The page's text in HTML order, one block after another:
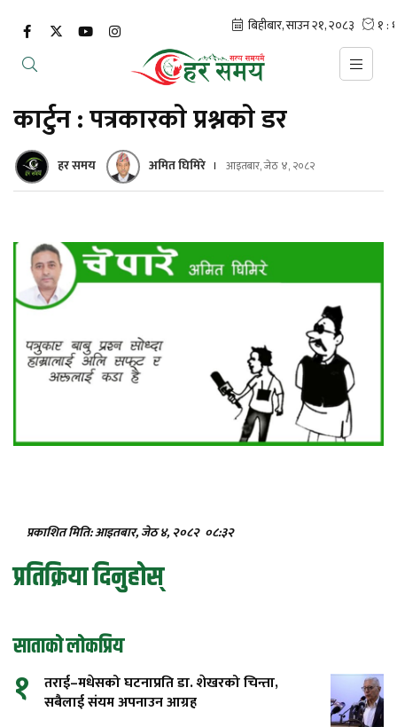
कार्टुन : पत्रकारकाे प्रश्नकाे डर
हर समय अमित घिमिरे आइतबार, जेठ ४, २०८२
प्रकाशित मिति: आइतबार, जेठ ४, २०८२ ०८:३२
प्रतिक्रिया दिनुहोस्
साताको लोकप्रिय
१
तराई–मधेसको घटनाप्रति डा. शेखरको चिन्ता,
सबैलाई संयम अपनाउन आग्रह